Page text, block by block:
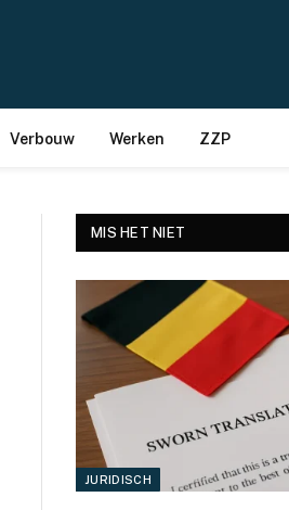
Verbouw Werken ZZP
MIS HET NIET
JURIDISCH